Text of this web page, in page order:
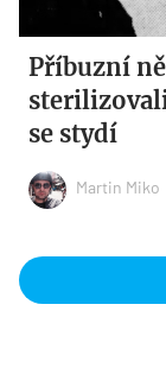
Příbuzní
se stydí
Martin Miko